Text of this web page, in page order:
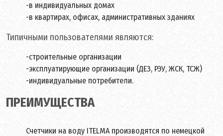
-в индивидуальных домах
-в квартирах, офисах, административных зданиях
Типичными пользователями являются:
-строительные организации
-эксплуатирующие организации (ДЕЗ, РЭУ, ЖСК, ТСЖ)
-индивидуальные потребители.
ПРЕИМУЩЕСТВА
Счетчики на воду ITELMAпроизводятся по немецкой